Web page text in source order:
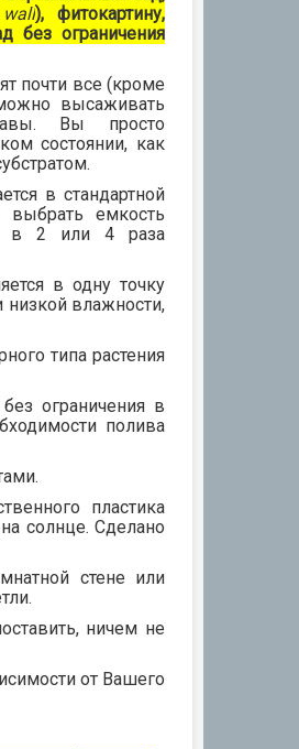
), фитокартину,
без ограничения
почти все (кроме
высаживать
Вы просто
состоянии, как
в стандартной
емкость
в 2 или 4 раза
в одну точку
низкой влажности,
типа растения
ограничения в
полива
пластика
солнце. Сделано
стене или
ничем не
от Вашего